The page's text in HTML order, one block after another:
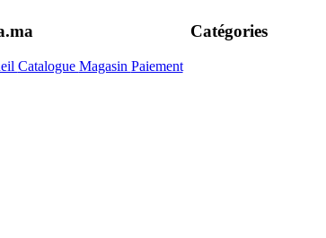
Catalogue Magasin Paiement
Catégories